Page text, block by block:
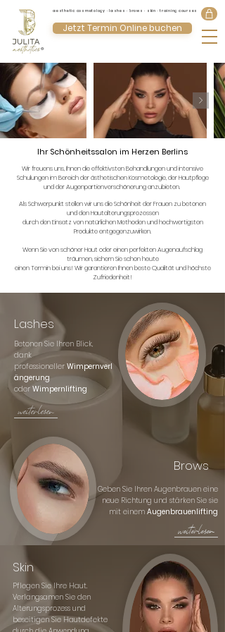
®
aesthetic cosmetology · lashes · brows · skin · training courses
Jetzt Termin Online buchen
Ihr Schönheitssalon im Herzen Berlins
Wir freuens uns, Ihnen die effektivsten Behandlungen und intensive
Schulungen im Bereich der ästhetischen Kosmetologie, der Hautpflege
und der Augenpartienverschönerung anzubieten.
Als Schwerpunkt stellen wir uns die Schönheit der Frauen zu betonen
und den Hautalterungsprozessen
durch den Einsatz von natürlichen Methoden und hochwertigsten
Produkte entgegenzuwirken.
Wenn Sie von schöner Haut oder einen perfekten Augenaufschlag
träumen, sichern Sie schon heute
einen Termin bei uns! Wir garantieren Ihnen beste Qualität und höchste
Zufriedenheit!
Lashes
Betonen Sie Ihren Blick,
dank
professioneller Wimpernverl
ängerung
oder Wimpernlifting
weiterlesen
Brows
Geben Sie Ihren Augenbrauen eine
neue Richtung und stärken Sie sie
mit einem Augenbrauenlifting
weiterlesen
Skin
Pflegen Sie Ihre Haut.
Verlangsamen Sie den
Alterungsprozess und
beseitigen Sie Hautdefekte